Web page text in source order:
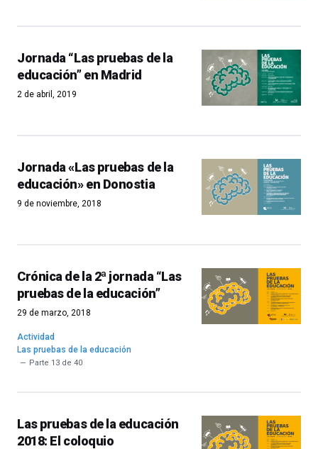
Jornada “Las pruebas de la
educación” en Madrid
2 de abril, 2019
Jornada «Las pruebas de la
educación» en Donostia
9 de noviembre, 2018
Crónica de la 2ª jornada “Las
pruebas de la educación”
29 de marzo, 2018
Actividad
Las pruebas de la educación
Parte 13 de 40
Las pruebas de la educación
2018: El coloquio